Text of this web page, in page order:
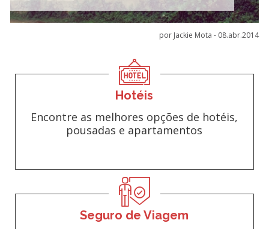
por Jackie Mota - 08.abr.2014
Hotéis
Encontre as melhores opções de hotéis,
pousadas e apartamentos
Seguro de Viagem